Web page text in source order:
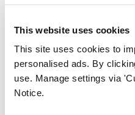
This website uses cookies
This site uses cookies to
personalised ads. By
use. Manage settings via
Notice.
Hvordan lages hydrauliske